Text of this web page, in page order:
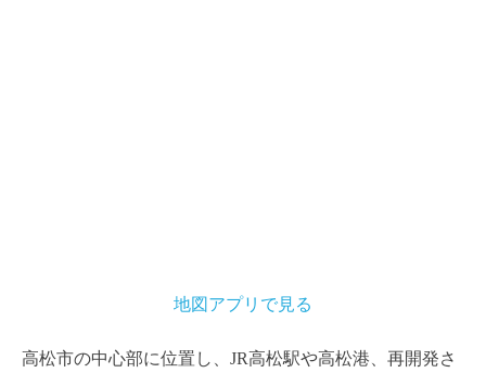
地図アプリで見る
高松市の中心部に位置し、JR高松駅や高松港、再開発さ